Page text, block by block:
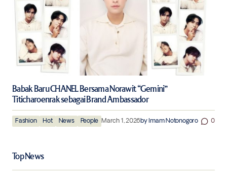
Babak Baru CHANEL Bersama Norawit “Gemini”
Titicharoenrak sebagai Brand Ambassador
Fashion Hot News People March 1, 2026byImam Notonogoro 0
Top News